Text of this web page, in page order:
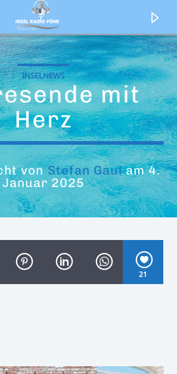
Shines On TV.
INSELNEWS
mit
Herz
vonStefan Gaulam 4.
Januar 2025
21